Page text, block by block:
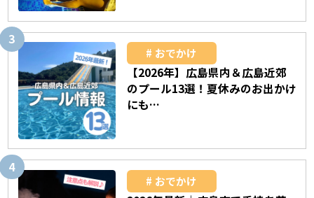
おでかけ
【2026年】広島県内＆広島近郊
のプール13選！夏休みのお出かけ
にも…
おでかけ